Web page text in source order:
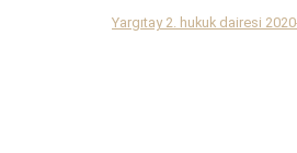
Yargıtay 2. hukuk dairesi